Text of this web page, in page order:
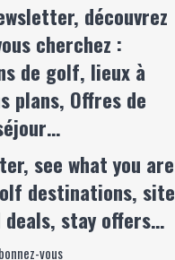
découvrez
cherchez :
de golf, lieux à
plans, Offres de
see what you are
destinations, site
stay offers…
vous